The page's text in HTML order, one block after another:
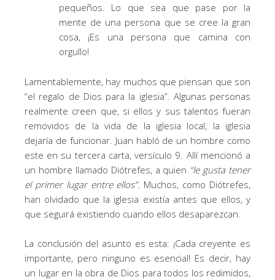
pequeños. Lo que sea que pase por la
mente de una persona que se cree la gran
cosa, ¡Es una persona que camina con
orgullo!
Lamentablemente, hay muchos que piensan que son
“el regalo de Dios para la iglesia”. Algunas personas
realmente creen que, si ellos y sus talentos fueran
removidos de la vida de la iglesia local, la iglesia
dejaría de funcionar. Juan habló de un hombre como
este en su tercera carta, versículo 9. Allí mencionó a
un hombre llamado Diótrefes, a quien “le gusta tener
el primer lugar entre ellos”. Muchos, como Diótrefes,
han olvidado que la iglesia existía antes que ellos, y
que seguirá existiendo cuando ellos desaparezcan.
La conclusión del asunto es esta: ¡Cada creyente es
importante, pero ninguno es esencial! Es decir, hay
un lugar en la obra de Dios para todos los redimidos,